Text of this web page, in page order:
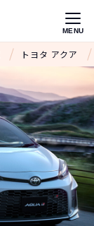
MENU
トヨタ アクア